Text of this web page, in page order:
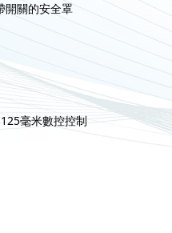
開關的安全罩
毫米數控控制